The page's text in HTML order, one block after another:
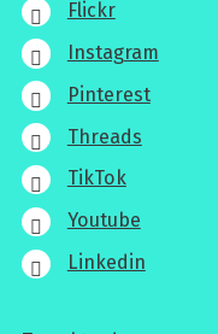
Flickr
Instagram
Pinterest
Threads
TikTok
Youtube
Linkedin